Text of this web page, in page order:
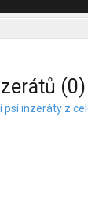
(0)
inzeráty z